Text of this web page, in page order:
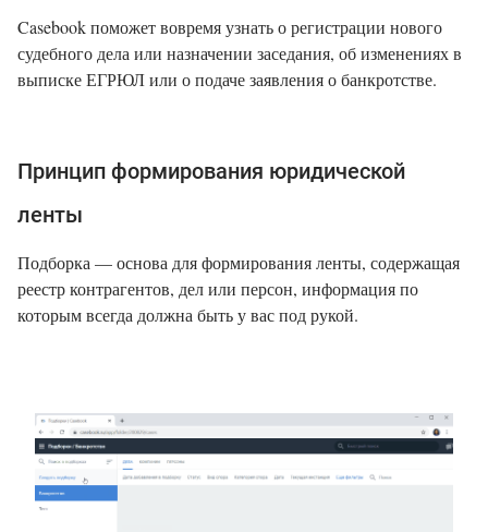
Casebook поможет вовремя узнать о регистрации нового
судебного дела или назначении заседания, об изменениях в
выписке ЕГРЮЛ или о подаче заявления о банкротстве.
Принцип формирования юридической
ленты
Подборка — основа для формирования ленты, содержащая
реестр контрагентов, дел или персон, информация по
которым всегда должна быть у вас под рукой.